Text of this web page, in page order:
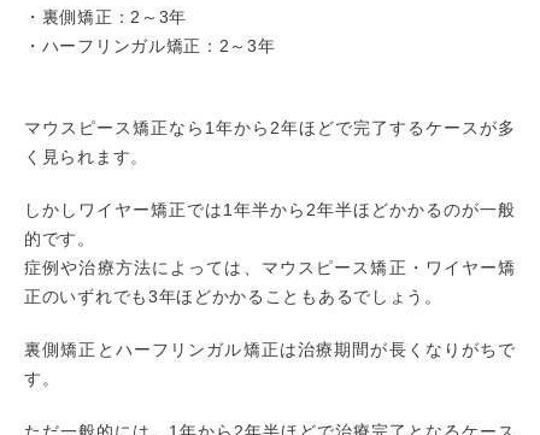
・裏側矯正：2～3年
・ハーフリンガル矯正：2～3年
マウスピース矯正なら1年から2年ほどで完了するケースが多
く見られます。
しかしワイヤー矯正では1年半から2年半ほどかかるのが一般
的です。
症例や治療方法によっては、マウスピース矯正・ワイヤー矯
正のいずれでも3年ほどかかることもあるでしょう。
裏側矯正とハーフリンガル矯正は治療期間が長くなりがちで
す。